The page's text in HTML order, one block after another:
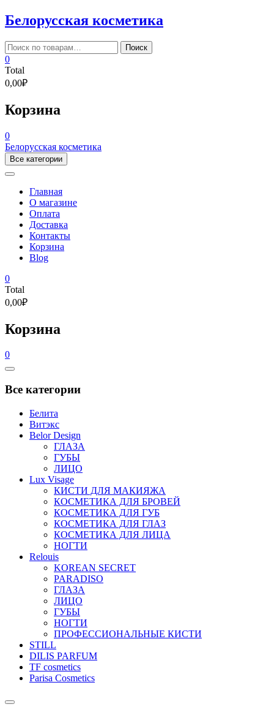
Skip
to
content
Белорусская косметика
Искать: Поиск
0
Total
0,00₽
Корзина
0
Белорусская косметика
Все категории
Главная
О магазине
Оплата
Доставка
Контакты
Корзина
Blog
0
Total
0,00₽
Корзина
0
Catalog
Все категории
Белита
Витэкс
Belor Design
ГЛАЗА
ГУБЫ
ЛИЦО
Lux Visage
КИСТИ ДЛЯ МАКИЯЖА
КОСМЕТИКА ДЛЯ БРОВЕЙ
КОСМЕТИКА ДЛЯ ГУБ
КОСМЕТИКА ДЛЯ ГЛАЗ
КОСМЕТИКА ДЛЯ ЛИЦА
НОГТИ
Relouis
KOREAN SECRET
PARADISO
ГЛАЗА
ЛИЦО
ГУБЫ
НОГТИ
ПРОФЕССИОНАЛЬНЫЕ КИСТИ
STILL
DILIS PARFUM
TF cosmetics
Parisa Cosmetics
Catalog